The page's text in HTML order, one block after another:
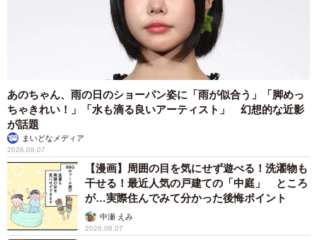
はどんな匂いがダメかも人による上、ただでさえ気持ち悪
いのに、さらなる吐き気や頭痛などを引き起こすことも想
像できます。混雑ゆえ座る場所が限られたり、余裕あるス
ペースで過ごせない状況になることも。
付き添い人をはじめ病院を訪れるすべての人が、他者への
配慮や思いやりを持つことが必要だと改めて感じました。
あのちゃん、雨の日のショーパン姿に「雨が似合う」「脚めっ
ちゃきれい！」「水も滴る良いアーティスト」 幻想的な近影
が話題
まいどなメディア
2026.08.07
【漫画】周囲の目を気にせず遊べる！洗濯物も
干せる！最近人気の戸建ての「中庭」 ところ
が…実際住んでみて分かった後悔ポイント
中瀬 えみ
2026.08.07